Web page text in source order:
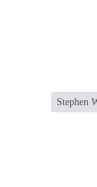
Stephen